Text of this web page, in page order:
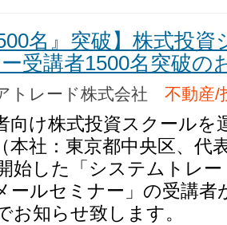
名』突破】株式投
受講者1500名突破の
トレード株式会社 不動産/
向け株式投資スクール
本社：東京都中央区、代
始した「システムトレ
ールセミナー」の受講
お知らせ致します。